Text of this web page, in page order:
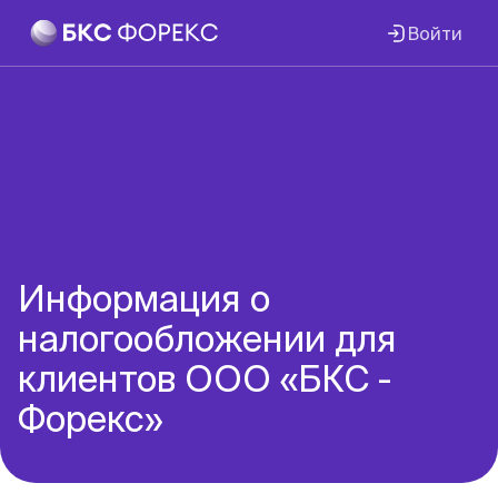
Войти
Информация о
налогообложении для
клиентов ООО «БКС -
Форекс»